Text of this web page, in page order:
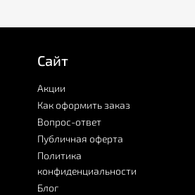
Сайт
Акции
Как оформить заказ
Вопрос-ответ
Публичная оферта
Политика
конфиденциальности
Блог